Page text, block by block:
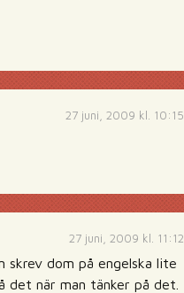
27 juni, 2009 kl. 10:15
27 juni, 2009 kl. 11:12
dom på engelska lite
det när man tänker på det.